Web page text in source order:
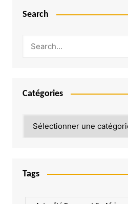
Search
Catégories
Tags